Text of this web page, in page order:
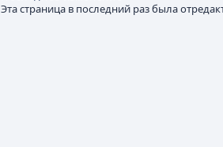
Эта страница в последний раз была